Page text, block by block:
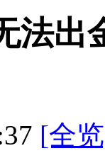
法出
[全